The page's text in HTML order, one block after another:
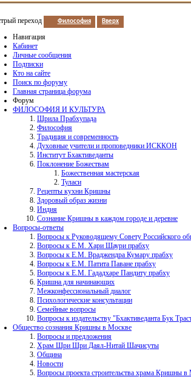
переход Философия Вверх
Навигация
Кабинет
Личные сообщения
Подписки
Кто на сайте
Поиск по форуму
Главная страница форума
Форум
ФИЛОСОФИЯ И КУЛЬТУРА
Шрила Прабхупада
Философия
Традиция и современность
Духовные учители и проповедники ИСККОН
Институт Бхактиведанты
Поклонение Божествам
Божественная мастерская
Туласи
Рецепты кухни Кришны
Здоровый образ жизни
Индия
Сознание Кришны в каждом городе и деревне
Вопросы-ответы
Вопросы к Руководящему Совету Российского
Вопросы к Е.М. Хари Шаури прабху
Вопросы к Е.М. Враджендра Кумару прабху
Вопросы к Е.М. Патита Паване прабху
Вопросы к Е.М. Гададхаре Пандиту прабху
Кришна для начинающих
Межконфессиональный диалог
Психологические консультации
Семейные вопросы
Вопросы к издательству "Бхактиведанта Бук
Общество сознания Кришны в Москве
Вопросы и предложения
Храм Шри Шри Даял-Нитай Шачисуты
Община
Новости
Вопросы проекта строительства храма Кришны в